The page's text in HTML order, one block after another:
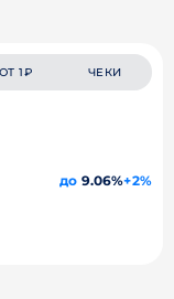
ОТ 1₽ ЧЕКИ
до 9.06%+2%